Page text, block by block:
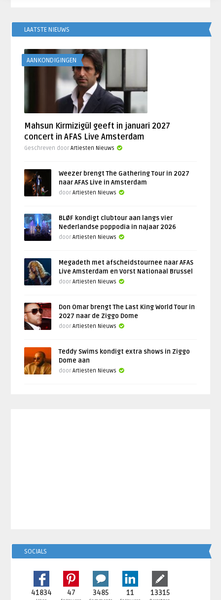
LAATSTE NIEUWS
AANKONDIGINGEN
Mahsun Kirmizigül geeft in januari 2027
concert in AFAS Live Amsterdam
Geschreven doorArtiesten Nieuws
Weezer brengt The Gathering Tour in 2027
naar AFAS Live in Amsterdam
doorArtiesten Nieuws
BLØF kondigt clubtour aan langs vier
Nederlandse poppodia in najaar 2026
doorArtiesten Nieuws
Megadeth met afscheidstournee naar AFAS
Live Amsterdam en Vorst Nationaal Brussel
doorArtiesten Nieuws
Don Omar brengt The Last King World Tour in
2027 naar de Ziggo Dome
doorArtiesten Nieuws
Teddy Swims kondigt extra shows in Ziggo
Dome aan
doorArtiesten Nieuws
SOCIALS
41834 47 3485 11 13315